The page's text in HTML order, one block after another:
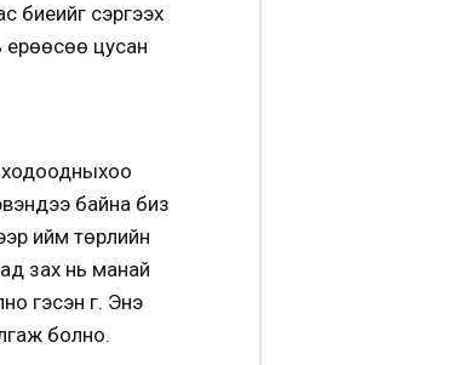
биеийг сэргээх
ерөөсөө цусан
ходоодныхоо
байна биз
ийм төрлийн
зах нь манай
гэсэн үг. Энэ
болно.